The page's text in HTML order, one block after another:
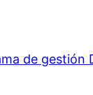
de gestión